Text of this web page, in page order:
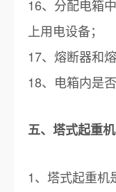
16、分配电箱
上用电设备；
17、熔断器和
18、电箱内是
五、塔式起重机
1、塔式起重机